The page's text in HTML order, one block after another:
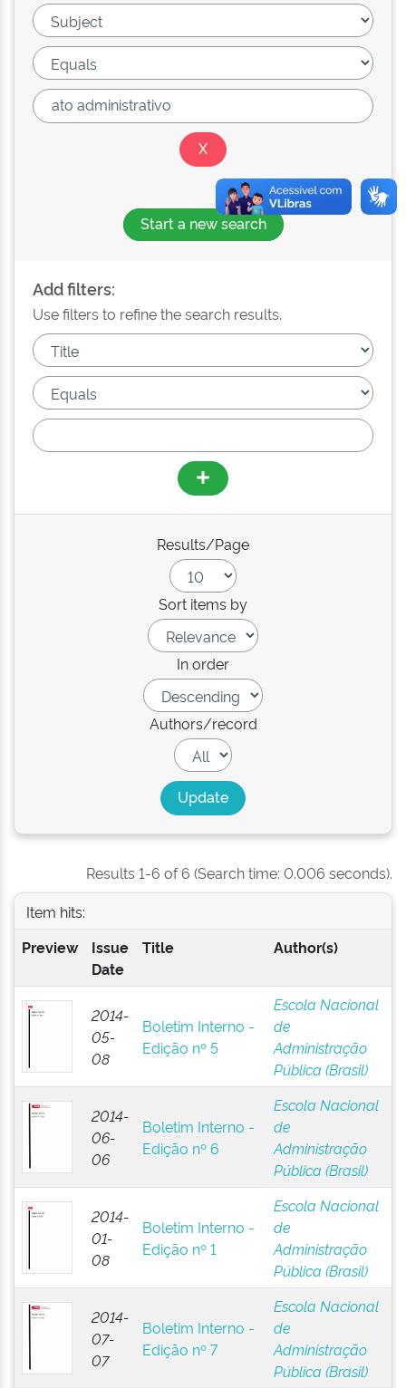
Start a new search
Add filters:
Use filters to refine the search results.
Results/Page
Sort items by
In order
Authors/record
Results 1-6 of 6 (Search time: 0.006 seconds).
Item hits:
Preview
Issue
Date
Title Author(s)
2014-
05-
08
Boletim Interno -
Edição nº 5
Escola Nacional
de
Administração
Pública (Brasil)
2014-
06-
06
Boletim Interno -
Edição nº 6
Escola Nacional
de
Administração
Pública (Brasil)
2014-
01-
08
Boletim Interno -
Edição nº 1
Escola Nacional
de
Administração
Pública (Brasil)
2014-
07-
07
Boletim Interno -
Edição nº 7
Escola Nacional
de
Administração
Pública (Brasil)